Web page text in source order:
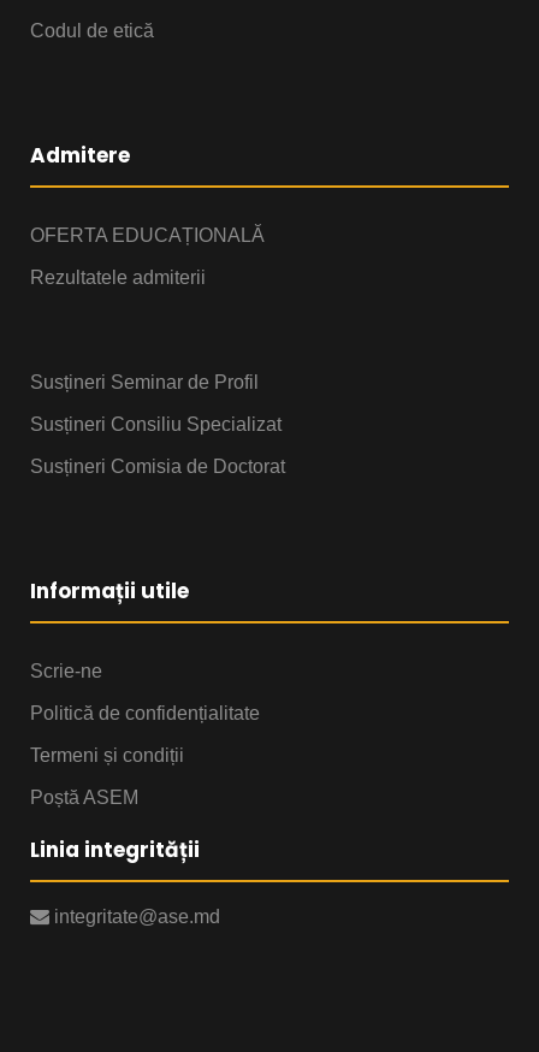
Codul de etică
Admitere
OFERTA EDUCAȚIONALĂ
Rezultatele admiterii
Susțineri Seminar de Profil
Susțineri Consiliu Specializat
Susțineri Comisia de Doctorat
Informații utile
Scrie-ne
Politică de confidențialitate
Termeni și condiții
Poștă ASEM
Linia integrității
integritate@ase.md